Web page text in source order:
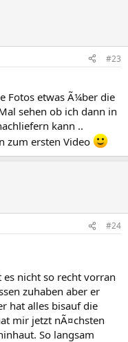
#23
Fotos etwas Ã¼ber die
sehen ob ich dann in
kann ..
zum ersten Video
#24
nicht so recht vorran
zuhaben aber er
hat alles bisauf die
mir jetzt nÃ¤chsten
So langsam